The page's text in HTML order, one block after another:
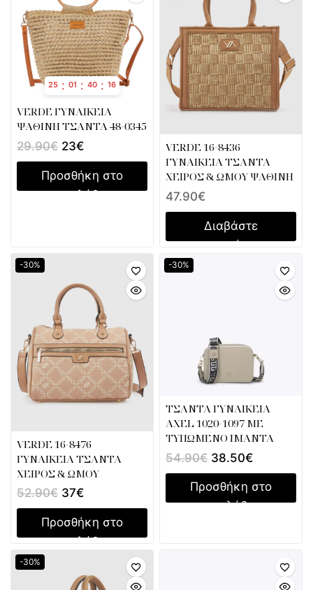
25 : 01 : 40 : 16
VERDE ΓΥΝΑΙΚΕΙΑ
ΨΑΘΙΝΗ ΤΣΑΝΤΑ 48-0345
29.90€ 23€
Προσθήκη στο
καλάθι
VERDE 16-8436
ΓΥΝΑΙΚΕΙΑ ΤΣΑΝΤΑ
ΧΕΙΡΟΣ & ΩΜΟΥ ΨΑΘΙΝΗ
47.90€
Διαβάστε
περισσότερα
-30%
VERDE 16-8476
ΓΥΝΑΙΚΕΙΑ ΤΣΑΝΤΑ
ΧΕΙΡΟΣ & ΩΜΟΥ
52.90€ 37€
Προσθήκη στο
καλάθι
-30%
ΤΣΑΝΤΑ ΓΥΝΑΙΚΕΙΑ
AXEL 1020-1097 ΜΕ
ΤΥΠΩΜΕΝΟ ΙΜΑΝΤΑ
54.90€ 38.50€
Προσθήκη στο
καλάθι
-30%